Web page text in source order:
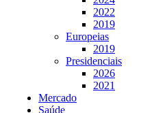
2022
2019
Europeias
2019
Presidenciais
2026
2021
Mercado
Saúde